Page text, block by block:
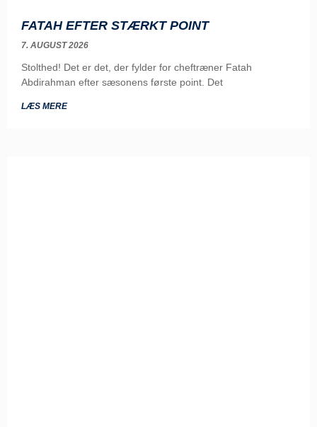
FATAH EFTER STÆRKT POINT
7. AUGUST 2026
Stolthed! Det er det, der fylder for cheftræner Fatah
Abdirahman efter sæsonens første point. Det
LÆS MERE